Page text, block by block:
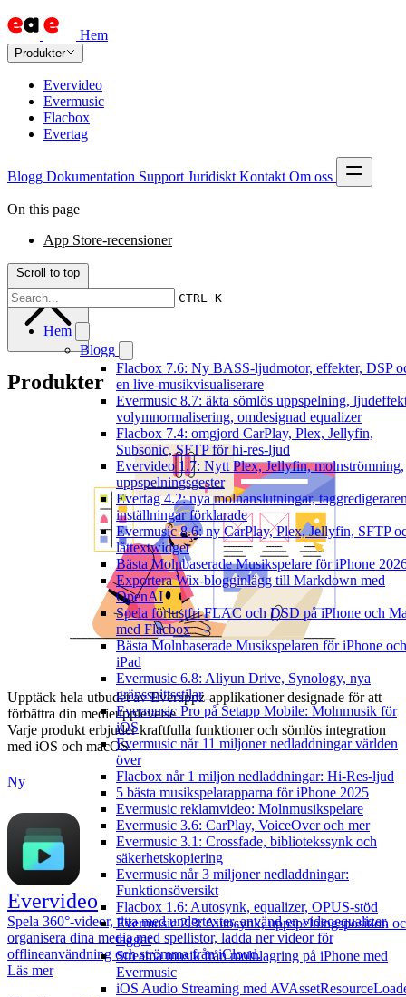
Hem
Produkter
Evervideo
Evermusic
Flacbox
Evertag
Blogg Dokumentation Support Juridiskt Kontakt Om oss
CTRL K
Hem
Blogg
Flacbox 7.6: Ny BASS-ljudmotor, effekter, DSP
en live-musikvisualiserare
Evermusic 8.7: äkta sömlös uppspelning,
volymnormalisering, omdesignad equalizer
Flacbox 7.4: omgjord CarPlay, Plex, Jellyfin,
Subsonic, SFTP för hi-res-ljud
Evervideo 1.7: Nytt Plex, Jellyfin, molnströmning,
uppspelningsgester
Evertag 4.2: nya molnanslutningar,
inställningar förklarade
Evermusic 8.6: ny CarPlay, Plex, Jellyfin, SFTP
låttextwidget
Bästa Molnbaserade Musikspelare för iPhone
Exportera Wix-blogginlägg till Markdown med
OpenAI
Spela förlustfri FLAC och DSD på iPhone och
med Flacbox
Bästa Molnbaserade Musikspelaren för iPhone och
iPad
Evermusic 6.8: Aliyun Drive, Synology, nya
gränssnittsstilar
Evermusic Pro på Setapp Mobile: Molnmusik för
iOS
Evermusic når 11 miljoner nedladdningar världen
över
Flacbox når 1 miljon nedladdningar: Hi-Res-ljud
5 bästa musikspelarapparna för iPhone 2025
Evermusic reklamvideo: Molnmusikspelare
Evermusic 3.6: CarPlay, VoiceOver och mer
Evermusic 3.1: Crossfade, bibliotekssynk och
säkerhetskopiering
Evermusic når 3 miljoner nedladdningar:
Funktionsöversikt
Flacbox 1.6: Autosynk, equalizer, OPUS-stöd
Evermusic 2.3: Autosynk, uppspelningsposition
taggar
Streama musik från molnlagring på iPhone med
Evermusic
iOS Audio Streaming med
On this page
App Store-recensioner
Scroll to top
Produkter
Upptäck hela utbudet av Everappz-applikationer designade för att
förbättra din medieupplevelse.
Varje produkt erbjuder kraftfulla funktioner och sömlös integration
med iOS och macOS.
Evervideo
Spela 360°-videor, titta med undertexter, använd en videoequalizer,
organisera dina media med spellistor, ladda ner videor för
offlineanvändning och strömma från iCloud.
Läs mer
Ny